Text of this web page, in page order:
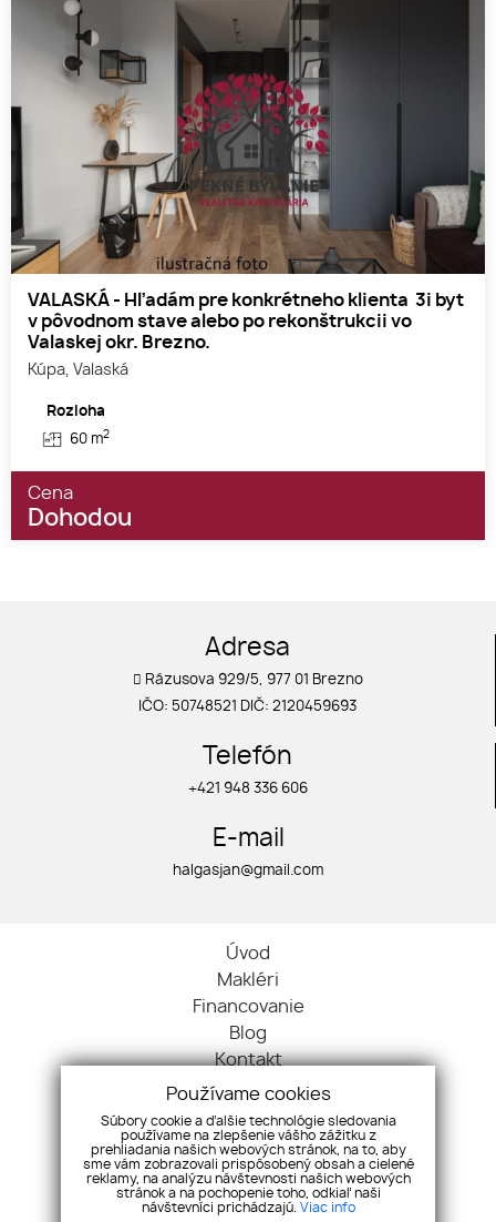
VALASKÁ - Hľadám pre konkrétneho klienta 3i byt
v pôvodnom stave alebo po rekonštrukcii vo
Valaskej okr. Brezno.
Kúpa, Valaská
Rozloha
60 m2
Cena
Dohodou
Adresa
Rázusova 929/5, 977 01 Brezno
IČO: 50748521 DIČ: 2120459693
Telefón
+421 948 336 606
E-mail
halgasjan@gmail.com
Úvod
Makléri
Financovanie
Blog
Kontakt
Ochrana osobných údajov
Cookies
Byty
Domy
Nehnuteľnosti
Používame cookies
Súbory cookie a ďalšie technológie sledovania
používame na zlepšenie vášho zážitku z
prehliadania našich webových stránok, na to, aby
sme vám zobrazovali prispôsobený obsah a cielené
reklamy, na analýzu návštevnosti našich webových
stránok a na pochopenie toho, odkiaľ naši
návštevníci prichádzajú. Viac info